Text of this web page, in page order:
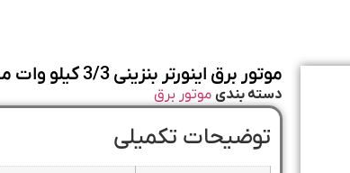
موتور برق اینورتر بنزینی 3/3 کیلو وات محک مدل PG-4000I
دسته بندی موتور برق
توضیحات تکمیلی